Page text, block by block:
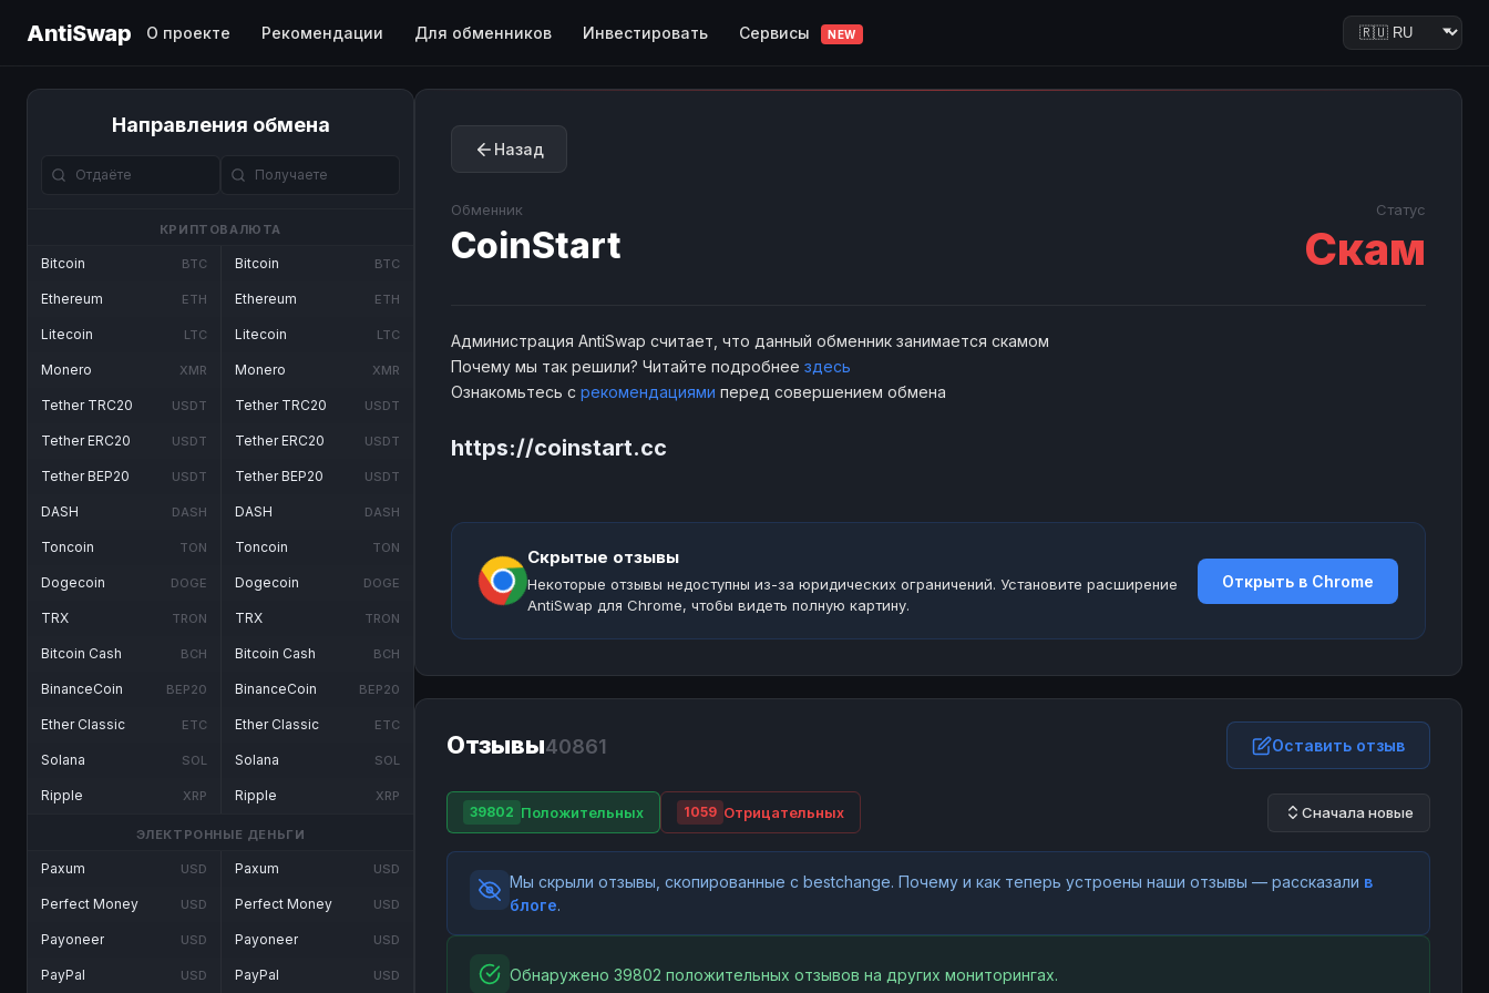
AntiSwap О проекте Рекомендации Для обменников Инвестировать Сервисы NEW
Направления обмена
КРИПТОВАЛЮТА
Bitcoin BTC
Ethereum ETH
Litecoin LTC
Monero XMR
Tether TRC20 USDT
Tether ERC20 USDT
Tether BEP20 USDT
DASH DASH
Toncoin TON
Dogecoin DOGE
TRX TRON
Bitcoin Cash BCH
BinanceCoin BEP20
Ether Classic ETC
Solana SOL
Ripple XRP
Bitcoin BTC
Ethereum ETH
Litecoin LTC
Monero XMR
Tether TRC20 USDT
Tether ERC20 USDT
Tether BEP20 USDT
DASH DASH
Toncoin TON
Dogecoin DOGE
TRX TRON
Bitcoin Cash BCH
BinanceCoin BEP20
Ether Classic ETC
Solana SOL
Ripple XRP
ЭЛЕКТРОННЫЕ ДЕНЬГИ
Paxum USD
Perfect Money USD
Payoneer USD
PayPal USD
Paxum USD
Perfect Money USD
Payoneer USD
PayPal USD
Назад
Обменник
CoinStart
Статус
Скам
Администрация AntiSwap считает, что данный обменник занимается скамом
Почему мы так решили? Читайте подробнее здесь
Ознакомьтесь с рекомендациями перед совершением обмена
https://coinstart.cc
Скрытые отзывы
Некоторые отзывы недоступны из-за юридических ограничений. Установите расширение
AntiSwap для Chrome, чтобы видеть полную картину.
Открыть в Chrome
Отзывы40861 Оставить отзыв
39802 Положительных 1059 Отрицательных Сначала новые
Мы скрыли отзывы, скопированные с bestchange. Почему и как теперь устроены наши отзывы — рассказали в
блоге.
Обнаружено 39802 положительных отзывов на других мониторингах.